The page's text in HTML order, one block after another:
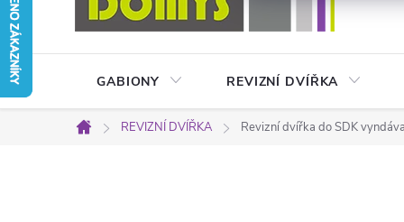
GABIONY REVIZNÍ DVÍŘKA
Domů
REVIZNÍ DVÍŘKA Revizní dvířka do SDK